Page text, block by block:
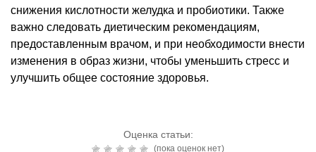
снижения кислотности желудка и пробиотики. Также
важно следовать диетическим рекомендациям,
предоставленным врачом, и при необходимости внести
изменения в образ жизни, чтобы уменьшить стресс и
улучшить общее состояние здоровья.
Оценка статьи:
(пока оценок нет)